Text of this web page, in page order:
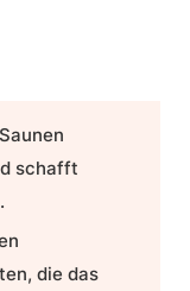
schafft
die das